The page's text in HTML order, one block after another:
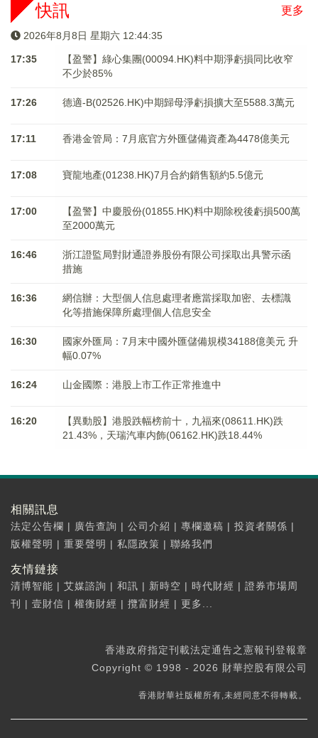
更多
快訊
2026年8月8日 星期六 12:44:35
17:35
【盈警】綠心集團(00094.HK)料中期淨虧損同比收窄
不少於85%
17:26 德適-B(02526.HK)中期歸母淨虧損擴大至5588.3萬元
17:11 香港金管局：7月底官方外匯儲備資產為4478億美元
17:08 寶龍地產(01238.HK)7月合約銷售額約5.5億元
17:00
【盈警】中慶股份(01855.HK)料中期除稅後虧損500萬
至2000萬元
16:46
浙江證監局對財通證券股份有限公司採取出具警示函
措施
16:36
網信辦：大型個人信息處理者應當採取加密、去標識
化等措施保障所處理個人信息安全
16:30
國家外匯局：7月末中國外匯儲備規模34188億美元 升
幅0.07%
16:24 山金國際：港股上市工作正常推進中
16:20
【異動股】港股跌幅榜前十，九福來(08611.HK)跌
21.43%，天瑞汽車内飾(06162.HK)跌18.44%
相關訊息
法定公告欄 | 廣告查詢 | 公司介紹 | 專欄邀稿 | 投資者關係 |
版權聲明 | 重要聲明 | 私隱政策 | 聯絡我們
友情鏈接
清博智能 | 艾媒諮詢 | 和訊 | 新時空 | 時代財經 | 證券市場周
刊
| 壹財信 | 權衡財經 | 攬富財經 | 更多...
香港政府指定刊載法定通告之憲報刊登報章
Copyright © 1998 - 2026 財華控股有限公司
香港財華社版權所有,未經同意不得轉載。